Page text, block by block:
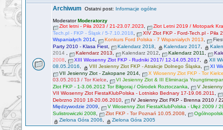
Archiwum Ostatni post: Informacje ogólne
ModeratorModeratorzy
Zlot letni - Piła 2023 / 21-23.07.2023
Zlot Letni 2019 / Motopark
Tech.pl - FKP - Śląsk / 5-7.10.2018
XIV Zlot FKP - Ford-Tech.pl - Piła
Wspaniałych 2014
Konkurs Ford Polska - 7 Wspaniałych 2013
Party 2010 - Klasa Fiest
Kalendarz 2018 Kalendarz 2017
2014
Kalendarz 2013 Kalendarz 2012 Kalendarz 2011
2008
XIII Wiosenny Zlot FKP - Rudniki 2017/ 12-14.05.2017
XII
08.05.2016
VIII Jesienny Zlot FKP - Atrakcje Dolnego Śląska
XI
VII Jesienny Zlot - Zakopane 2014
X Wiosenny Zlot FKP - Tor
03.05.2013 / Tor Kielce
VI Jesienny Zlot & III Eliminacja
Zlot FKP - 1-3.06.2012 Tor Biłgoraj / Ośrodek Roztoczanka
V
VII Wiosenny Zlot FiestaKlubPolska - Lotnisko Bednary 17-19.06.2011
Debrzno 2010 18-20.06.2010
IV Jesienny Zlot FKP - Brenna 2010 /
Międzywodzie 2009
V Wiosenny Zlot FiestaKlubPolska - Ułęż 2009 /
Sulistrowiczki 2008
Zlot FKP - Tor Poznań 10.05.2008
Zielona Góra 2006
Zielona Góra 2005